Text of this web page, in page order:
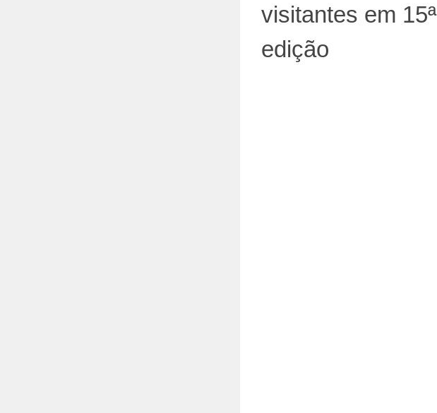
visitantes em 15ª
edição